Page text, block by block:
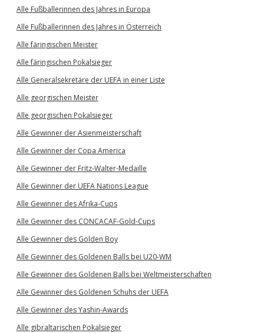
Alle Fußballerinnen des Jahres in Europa
Alle Fußballerinnen des Jahres in Österreich
Alle färingischen Meister
Alle färingischen Pokalsieger
Alle Generalsekretäre der UEFA in einer Liste
Alle georgischen Meister
Alle georgischen Pokalsieger
Alle Gewinner der Asienmeisterschaft
Alle Gewinner der Copa America
Alle Gewinner der Fritz-Walter-Medaille
Alle Gewinner der UEFA Nations League
Alle Gewinner des Afrika-Cups
Alle Gewinner des CONCACAF-Gold-Cups
Alle Gewinner des Golden Boy
Alle Gewinner des Goldenen Balls bei U20-WM
Alle Gewinner des Goldenen Balls bei Weltmeisterschaften
Alle Gewinner des Goldenen Schuhs der UEFA
Alle Gewinner des Yashin-Awards
Alle gibraltarischen Pokalsieger